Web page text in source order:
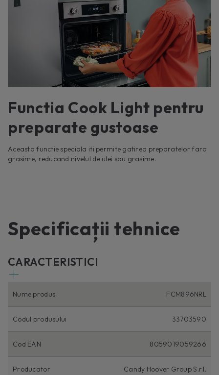
Functia Cook Light pentru
preparate gustoase
Aceasta functie speciala iti permite gatirea preparatelor fara
grasime, reducand nivelul de ulei sau grasime.
Specificații tehnice
CARACTERISTICI
Nume produs FCM896NRL
Codul produsului 33703590
Cod EAN 8059019059266
Producator Candy Hoover Group S.r.l.